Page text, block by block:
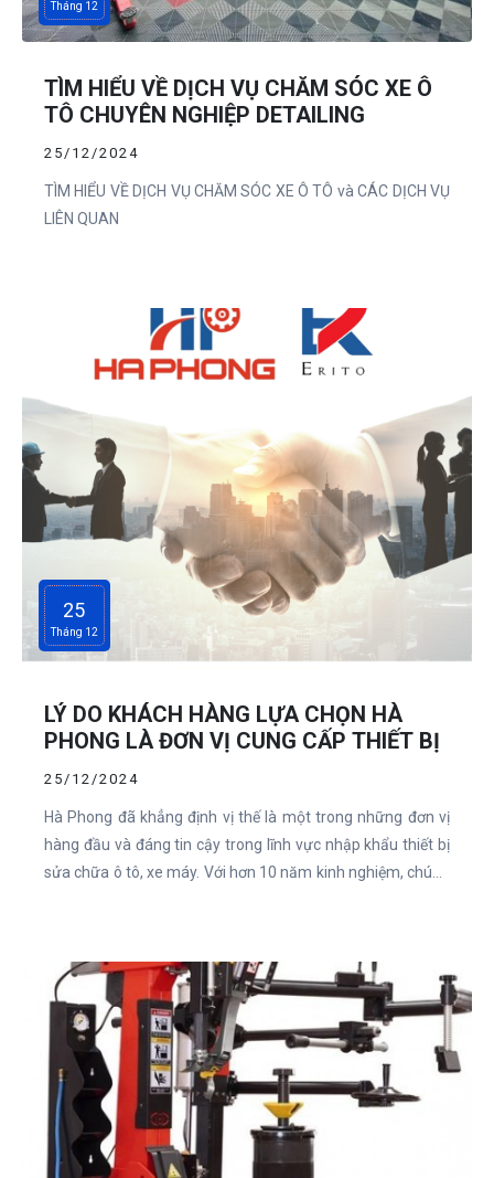
Tháng 12
TÌM HIỂU VỀ DỊCH VỤ CHĂM SÓC XE Ô
TÔ CHUYÊN NGHIỆP DETAILING
25/12/2024
TÌM HIỂU VỀ DỊCH VỤ CHĂM SÓC XE Ô TÔ và CÁC DỊCH VỤ
LIÊN QUAN
25
Tháng 12
LÝ DO KHÁCH HÀNG LỰA CHỌN HÀ
PHONG LÀ ĐƠN VỊ CUNG CẤP THIẾT BỊ
25/12/2024
Hà Phong đã khẳng định vị thế là một trong những đơn vị
hàng đầu và đáng tin cậy trong lĩnh vực nhập khẩu thiết bị
sửa chữa ô tô, xe máy. Với hơn 10 năm kinh nghiệm, chúng
Phong trở thành lựa chọn hàng đầu của khách hàng.